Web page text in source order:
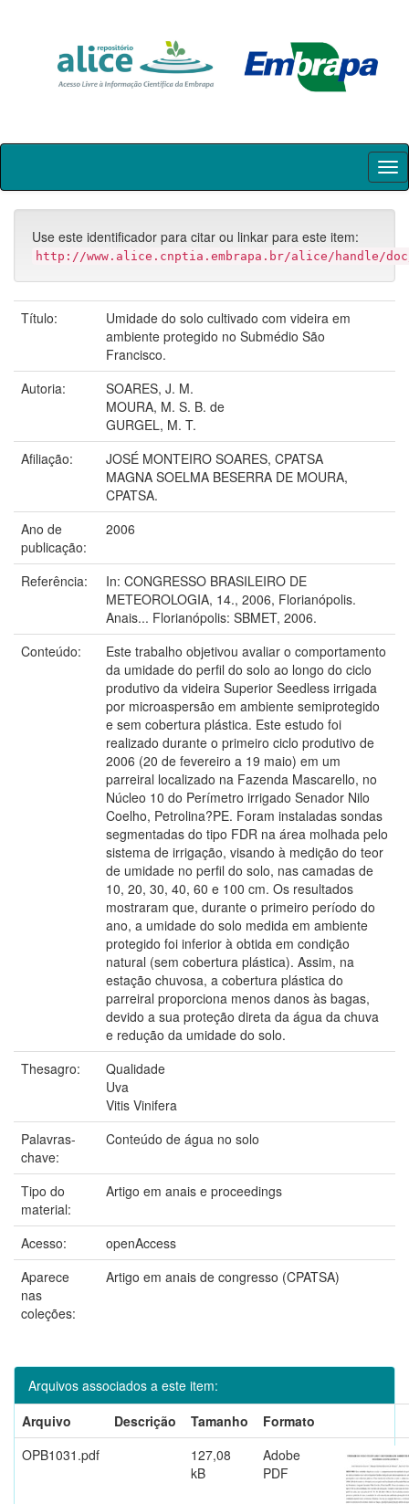
Skip
Use este identificador para citar ou linkar para este item:
http://www.alice.cnptia.embrapa.br/alice/handle/
Título:
Umidade do solo cultivado com videira em
ambiente protegido no Submédio São
Francisco.
Autoria:
SOARES, J. M.
MOURA, M. S. B. de
GURGEL, M. T.
Afiliação:
JOSÉ MONTEIRO SOARES, CPATSA
MAGNA SOELMA BESERRA DE MOURA,
CPATSA.
Ano de
publicação:
2006
Referência:
In: CONGRESSO BRASILEIRO DE
METEOROLOGIA, 14., 2006, Florianópolis.
Anais... Florianópolis: SBMET, 2006.
Conteúdo:
Este trabalho objetivou avaliar o comportamento
da umidade do perfil do solo ao longo do ciclo
produtivo da videira Superior Seedless irrigada
por microaspersão em ambiente semiprotegido
e sem cobertura plástica. Este estudo foi
realizado durante o primeiro ciclo produtivo de
2006 (20 de fevereiro a 19 maio) em um
parreiral localizado na Fazenda Mascarello, no
Núcleo 10 do Perímetro irrigado Senador Nilo
Coelho, Petrolina?PE. Foram instaladas sondas
segmentadas do tipo FDR na área molhada pelo
sistema de irrigação, visando à medição do teor
de umidade no perfil do solo, nas camadas de
10, 20, 30, 40, 60 e 100 cm. Os resultados
mostraram que, durante o primeiro período do
ano, a umidade do solo medida em ambiente
protegido foi inferior à obtida em condição
natural (sem cobertura plástica). Assim, na
estação chuvosa, a cobertura plástica do
parreiral proporciona menos danos às bagas,
devido a sua proteção direta da água da chuva
e redução da umidade do solo.
Thesagro:
Qualidade
Uva
Vitis Vinifera
Palavras-
chave:
Conteúdo de água no solo
Tipo do
material:
Artigo em anais e proceedings
Acesso:
openAccess
Aparece
nas
coleções:
Artigo em anais de congresso (CPATSA)
Arquivos associados a este item:
Arquivo
Descrição Tamanho
Formato
OPB1031.pdf
127,08
kB
Adobe
PDF